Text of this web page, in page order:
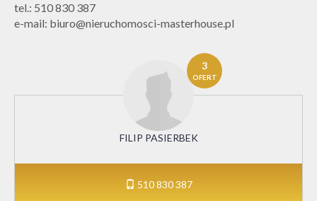
tel.: 510 830 387
e-mail: biuro@nieruchomosci-masterhouse.pl
3
OFERT
FILIP PASIERBEK
510 830 387